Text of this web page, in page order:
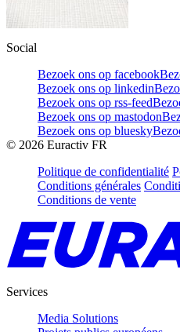
Social
Bezoek ons op facebook
Bezoek ons op linkedin
Bezoek ons op rss-feed
Bezoek ons op mastodon
Bezoek ons op bluesky
© 2026 Euractiv FR
Politique de confidentialité
Conditions générales
Conditions de vente
Services
Media Solutions